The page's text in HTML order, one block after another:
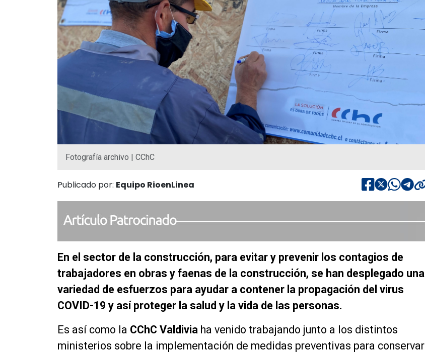
Fotografía archivo | CChC
Publicado por: Equipo RioenLinea
En el sector de la construcción, para evitar y prevenir los contagios de
trabajadores en obras y faenas de la construcción, se han desplegado una
variedad de esfuerzos para ayudar a contener la propagación del virus
COVID-19 y así proteger la salud y la vida de las personas.
Es así como la CChC Valdivia ha venido trabajando junto a los distintos
ministerios sobre la implementación de medidas preventivas para conservar